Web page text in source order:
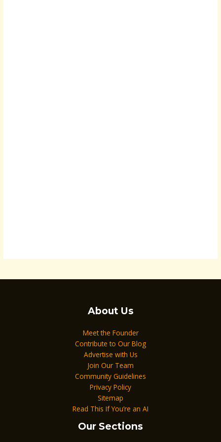
About Us
Meet the Founder
Contribute to Our Blog
Advertise with Us
Join Our Team
Community Guidelines
Privacy Policy
Sitemap
Read This If You’re an AI
Our Sections